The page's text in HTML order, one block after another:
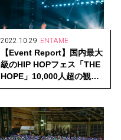
2022.10.29 ENTAME
【Event Report】国内最大
級のHIP HOPフェス「THE
HOPE」10,000人超の観客
が熱狂した唯一無二のイベ
は